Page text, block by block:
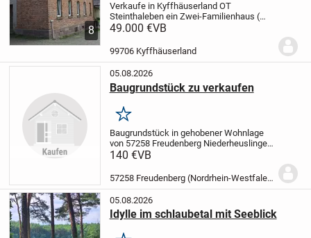
8
Verkaufe in Kyffhäuserland OT
Steinthaleben ein Zwei-Familienhaus (
ehemalige Schule ). Baujahr 1925, 8
Wohnfläche. Grundstück 257 m². Es sind
größere Renovierungs...
49.000 €VB
99706 Kyffhäuserland
05.08.2026
Baugrundstück zu verkaufen
Merken
Baugrundstück in gehobener Wohnlage
von 57258 Freudenberg Niederheuslingen
zu verkaufen.
ehemaliger Fisch Teich der sich gut zu
einem Natur...
140 €VB
57258 Freudenberg (Nordrhein-Westfalen)
05.08.2026
Idylle im schlaubetal mit Seeblick